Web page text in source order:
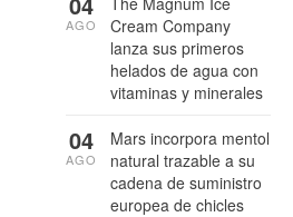
Cream Company
lanza sus primeros
helados de agua con
vitaminas y minerales
AGO
Mars incorpora mentol
natural trazable a su
cadena de suministro
europea de chicles
04
AGO